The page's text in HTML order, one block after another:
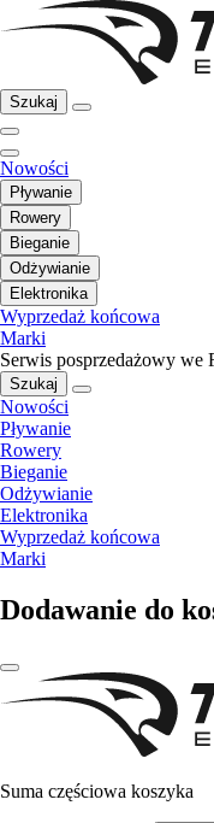
Szukaj
Nowości
Pływanie
Rowery
Bieganie
Odżywianie
Elektronika
Wyprzedaż końcowa
Marki
Serwis posprzedażowy we
Szukaj
Nowości
Pływanie
Rowery
Bieganie
Odżywianie
Elektronika
Wyprzedaż końcowa
Marki
Dodawanie do
Suma częściowa koszyka